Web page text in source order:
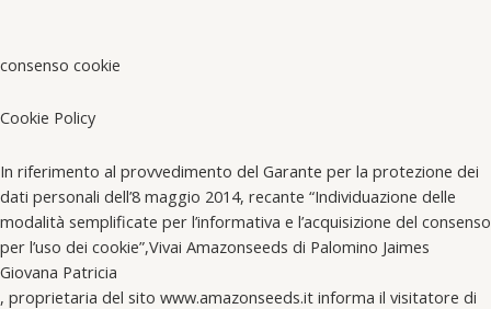
consenso cookie
Cookie Policy
In riferimento al provvedimento del Garante per la protezione dei
dati personali dell’8 maggio 2014, recante “Individuazione delle
modalità semplificate per l’informativa e l’acquisizione del consenso
per l’uso dei cookie”,Vivai Amazonseeds di Palomino Jaimes
Giovana Patricia
, proprietaria del sito www.amazonseeds.it informa il visitatore di